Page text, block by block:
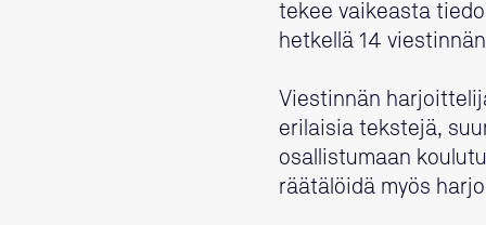
tekee vaikeasta
hetkellä 14
Viestinnän
erilaisia tekstejä,
osallistumaan
räätälöidä myös